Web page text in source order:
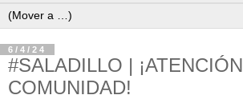
6/4/24
#SALADILLO | ¡ATENCIÓN
COMUNIDAD!